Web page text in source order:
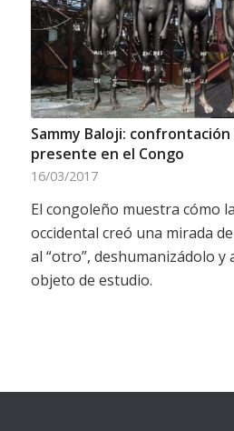
Sammy Baloji:
presente en el Congo
16/03/2017
El congoleño muestra cómo
occidental creó una mirada
al “otro”, deshumanizádolo y
objeto de estudio.